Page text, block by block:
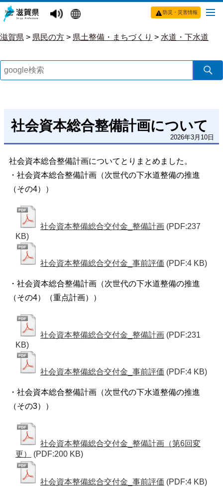
防災・災害情報
滋賀県 > 県民の方 > 県土整備・まちづくり > 水道・下水道
社会資本総合整備計画について
2026年3月10日
社会資本総合整備計画についてとりまとめました。
・社会資本総合整備計画（次世代の下水道整備の推進
（その4））
社会資本整備総合交付金_整備計画 (PDF:237
KB)
社会資本整備総合交付金_事前評価 (PDF:4 KB)
・社会資本総合整備計画（次世代の下水道整備の推進
（その4）（重点計画））
社会資本整備総合交付金_整備計画 (PDF:231
KB)
社会資本整備総合交付金_事前評価 (PDF:4 KB)
・社会資本総合整備計画（次世代の下水道整備の推進
（その3））
社会資本整備総合交付金_整備計画（第6回変
更）
(PDF:200 KB)
社会資本整備総合交付金_事前評価 (PDF:4 KB)